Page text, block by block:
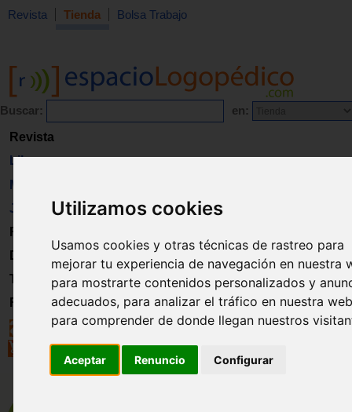
Utilizamos cookies
Usamos cookies y otras técnicas de rastreo para
mejorar tu experiencia de navegación en nuestra
para mostrarte contenidos personalizados y
adecuados, para analizar el tráfico en nuestra
para comprender de donde llegan nuestros
Aceptar Renuncio Configurar
Revista Tienda Bolsa Trabajo
Buscar: en:
Revista
Libros
Material
Juguetes
Formación
Directorio
Trabajo
Registro